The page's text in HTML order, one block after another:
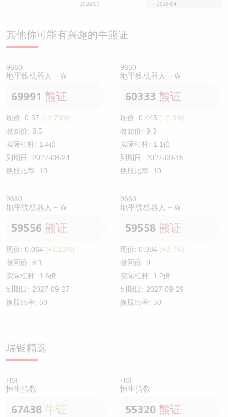
2026/01 2026/04
其他你可能有兴趣的牛熊证
9660
地平线机器人－Ｗ
69991 熊证
现价: 0.37 (+2.78%)
收回价: 8.5
实际杠杆: 1.4倍
到期日: 2027-08-24
换股比率: 10
9660
地平线机器人－Ｗ
60333 熊证
现价: 0.445 (+2.3%)
收回价: 9.3
实际杠杆: 1.1倍
到期日: 2027-09-15
换股比率: 10
9660
地平线机器人－Ｗ
59556 熊证
现价: 0.064 (+3.23%)
收回价: 8.1
实际杠杆: 1.6倍
到期日: 2027-09-27
换股比率: 50
9660
地平线机器人－Ｗ
59558 熊证
现价: 0.084 (+3.7%)
收回价: 9
实际杠杆: 1.2倍
到期日: 2027-09-29
换股比率: 50
瑞银精选
HSI
恒生指数
67438 牛证
HSI
恒生指数
55320 熊证